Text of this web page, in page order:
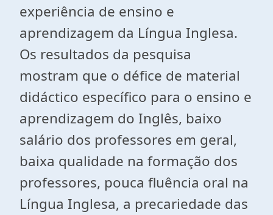
experiência de ensino e
aprendizagem da Língua Inglesa.
Os resultados da pesquisa
mostram que o défice de material
didáctico específico para o ensino e
aprendizagem do Inglês, baixo
salário dos professores em geral,
baixa qualidade na formação dos
professores, pouca fluência oral na
Língua Inglesa, a precariedade das